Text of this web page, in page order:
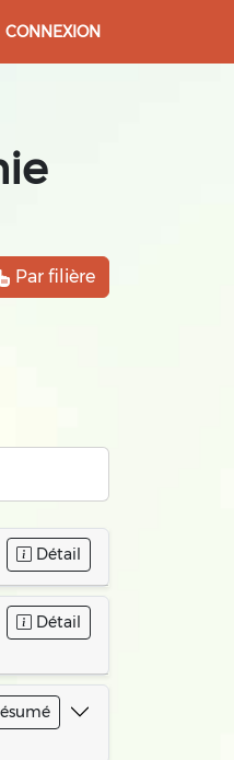
CONNEXION
Par filière
Détail
Détail